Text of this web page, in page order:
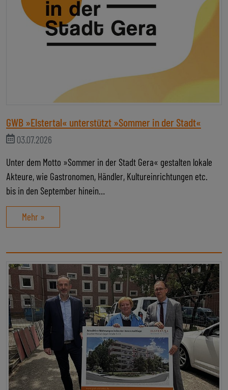
GWB »Elstertal« unterstützt »Sommer in der Stadt«
03.07.2026
Unter dem Motto »Sommer in der Stadt Gera« gestalten lokale
Akteure, wie Gastronomen, Händler, Kultureinrichtungen etc.
bis in den September hinein…
Mehr »